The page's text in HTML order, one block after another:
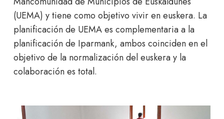
(UEMA) y tiene como objetivo vivir en euskera. La
planificación de UEMA es complementaria a la
planificación de Iparmank, ambos coinciden en el
objetivo de la normalización del euskera y la
colaboración es total.